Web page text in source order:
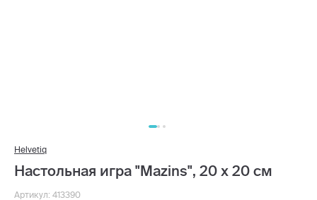
Helvetiq
Настольная игра "Mazins", 20 х 20 см
Артикул: 413390